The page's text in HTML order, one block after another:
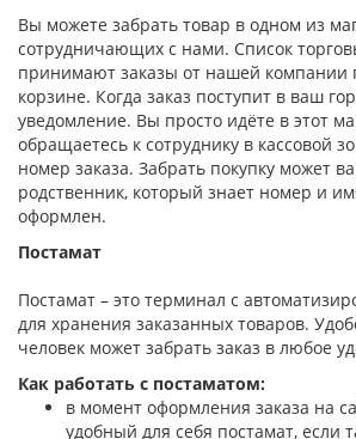
Вы можете забрать товар в одном из
сотрудничающих с нами. Список
принимают заказы от нашей компании
корзине. Когда заказ поступит в ваш
уведомление. Вы просто идёте в этот
обращаетесь к сотруднику в кассовой
номер заказа. Забрать покупку может
родственник, который знает номер и
оформлен.
Постамат
Постамат – это терминал с
для хранения заказанных товаров.
человек может забрать заказ в любое
Как работать с постаматом:
в момент оформления заказа на
удобный для себя постамат, если